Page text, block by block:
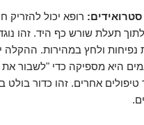
רופא יכול להזריק
לתוך תעלת שורש כף היד. זהו
נפיחות ולחץ במהירות. ההקלה
היא מספיקה כדי "לשבור
טיפולים אחרים. זהו כדור